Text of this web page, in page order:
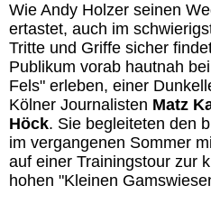
Wie Andy Holzer seinen
ertastet, auch im
Tritte und Griffe sicher
Publikum vorab hautnah
Fels" erleben, einer
Kölner Journalisten Matz
Höck. Sie begleiteten den
im vergangenen Sommer
auf einer Trainingstour zur
hohen "Kleinen